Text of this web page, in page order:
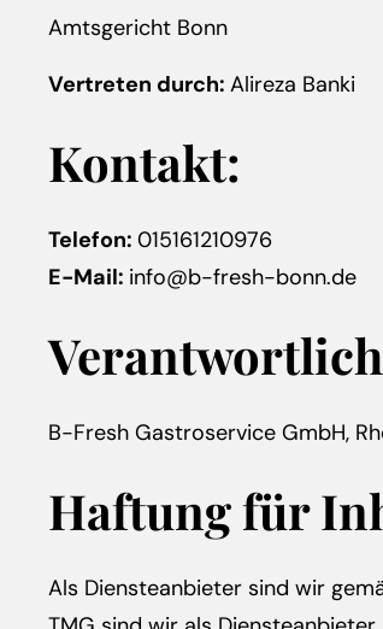
Amtsgericht Bonn
Vertreten durch: Alireza Banki
Kontakt:
Telefon: 015161210976
E-Mail: info@b-fresh-bonn.de
B-Fresh Gastroservice GmbH,
Haftung für
Als Diensteanbieter sind wir